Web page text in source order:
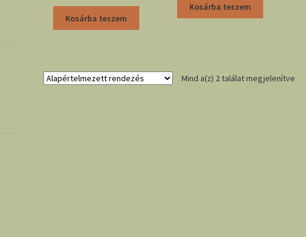
Kosárba teszem
Kosárba teszem
Mind a(z) 2 találat megjelenítve